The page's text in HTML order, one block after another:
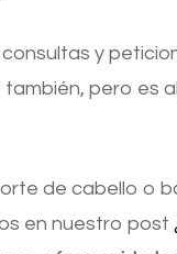
y
pero es
de cabello o
en nuestro post